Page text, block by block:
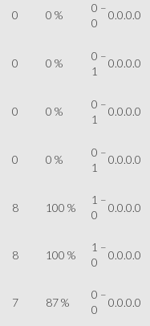
0 0 %
0 –
0
0.0.0.0
0 0 %
0 –
1
0.0.0.0
0 0 %
0 –
1
0.0.0.0
0 0 %
0 –
1
0.0.0.0
8 100 %
1 –
0
0.0.0.0
8 100 %
1 –
0
0.0.0.0
7 87 %
0 –
0
0.0.0.0